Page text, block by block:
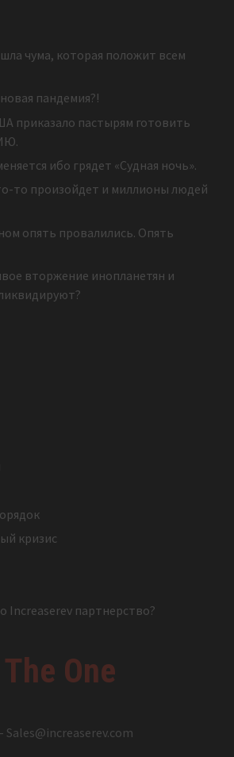
чума, которая положит всем
пандемия?!
приказало пастырям готовить
ибо грядет «Судная ночь».
то произойдет и миллионы людей
опять провалились. Опять
вторжение инопланетян и
кризис
Increaserev партнерство?
One
Sales@increaserev.com